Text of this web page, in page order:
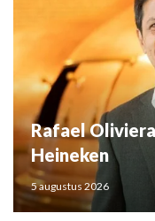
Rafael
Heineken
5 augustus 2026